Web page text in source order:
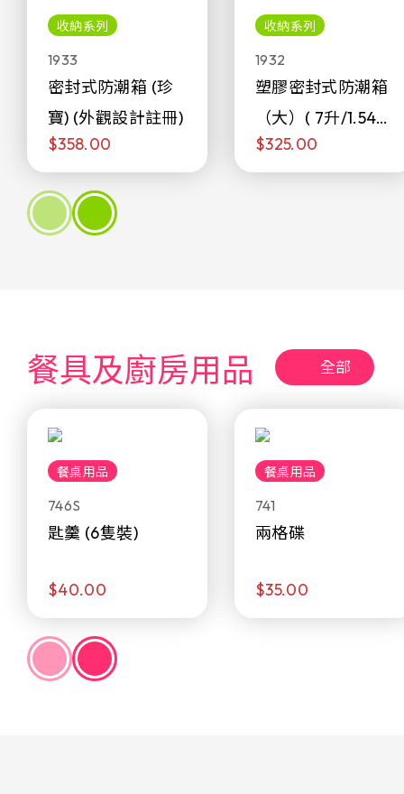
收納系列
1933
密封式防潮箱 (珍
寶) (外觀設計註冊)
$358.00
收納系列
1932
塑膠密封式防潮箱
（大）( 7升/1.54加
侖)
$325.00
餐具及廚房用品 全部
餐桌用品
746S
匙羹 (6隻裝)
$40.00
餐桌用品
741
兩格碟
$35.00